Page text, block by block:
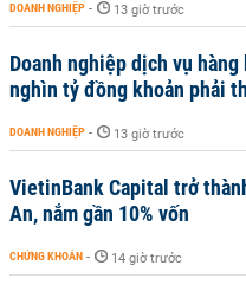
DOANH NGHIỆP - 13 giờ trước
Doanh nghiệp dịch vụ
nghìn tỷ đồng khoản phải
DOANH NGHIỆP - 13 giờ trước
VietinBank Capital trở
An, nắm gần 10% vốn
CHỨNG KHOÁN - 14 giờ trước